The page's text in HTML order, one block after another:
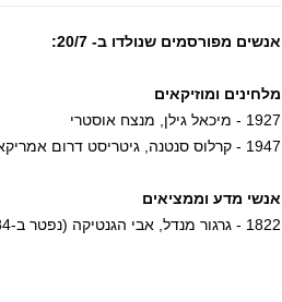
אנשים מפורסמים שנולדו ב- 20/7:
מלחינים ומוזיקאים
1927 - מיכאל גילן, מנצח אוסטרי
1947 - קרלוס סנטנה, גיטריסט דרום אמריקאי
אנשי מדע וממציאים
1822 - גרגור מנדל, אבי הגנטיקה (נפטר ב-1884)